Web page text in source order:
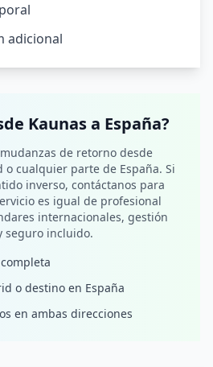
adicional
Kaunasa España?
de retorno desde
o cualquier parte de España. Si
inverso, contáctanos para
es igual de profesional
internacionales, gestión
seguro incluido.
o destino en España
en ambas direcciones